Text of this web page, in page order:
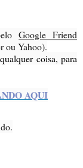
Google Friend
ou Yahoo).
coisa, para
AQUI